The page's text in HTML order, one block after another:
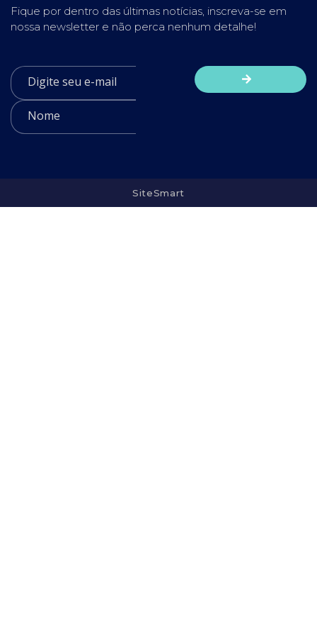
Fique por dentro das últimas notícias, inscreva-se em
nossa newsletter e não perca nenhum detalhe!
SiteSmart